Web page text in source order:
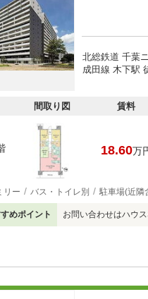
北総鉄道 千葉
成田線 木下駅
間取り図 賃料
18.60万
リー バス・トイレ別 駐車場(近隣
めポイント お問い合わせはハウ